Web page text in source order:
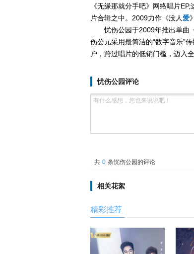
《无缘那就分手吧》网络唱片
片合辑之中。2009力作《没人爱
忧伤公园于2009年推出单曲
伤公元采用最简洁的“数字音乐”
户，跨过唱片的低销门槛，迈入
忧伤公园评论
共 0 条忧伤公园的评论
相关花絮
精彩推荐